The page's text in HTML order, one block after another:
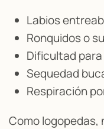
Labios
Ronquidos o
Dificultad
Sequedad
Respiración
Como